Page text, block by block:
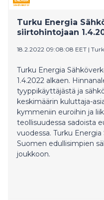
muutoksiin.
Turku Energia
siirtohintojaan
18.2.2022 09:08:08 EET |
Turku Energia
1.4.2022 alkaen.
tyyppikäyttäjästä ja
keskimäärin kuluttaja-
kymmeniin euroihin ja
teollisuudessa sadoista
vuodessa. Turku
Suomen edullisimpien
joukkoon.